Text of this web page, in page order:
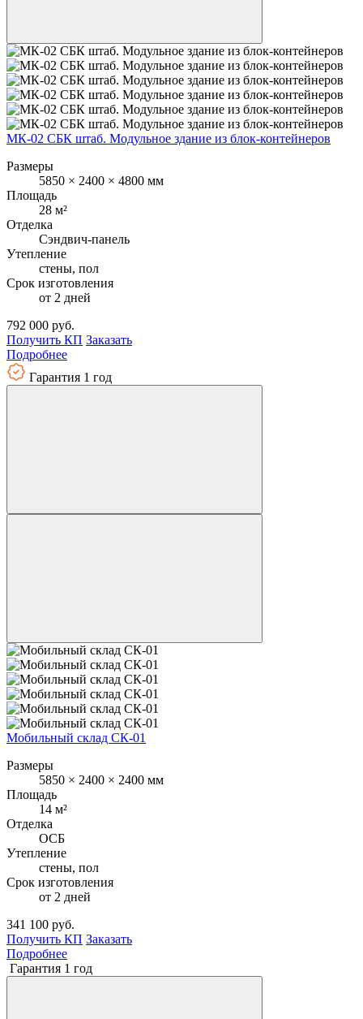
МК-02 СБК штаб. Модульное здание из блок-контейнеров
Размеры
5850 × 2400 × 4800 мм
Площадь
28 м²
Отделка
Сэндвич-панель
Утепление
стены, пол
Срок изготовления
от 2 дней
792 000 руб.
Получить КП Заказать
Подробнее
Гарантия 1 год
Мобильный склад СК-01
Размеры
5850 × 2400 × 2400 мм
Площадь
14 м²
Отделка
ОСБ
Утепление
стены, пол
Срок изготовления
от 2 дней
341 100 руб.
Получить КП Заказать
Подробнее
Гарантия 1 год